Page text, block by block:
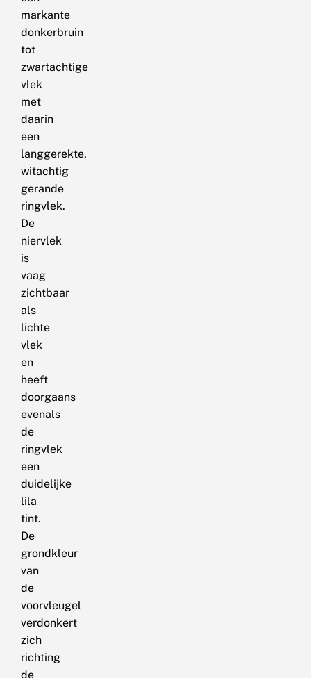
markante
donkerbruin
tot
zwartachtige
vlek
met
daarin
een
langgerekte,
witachtig
gerande
ringvlek.
De
niervlek
is
vaag
zichtbaar
als
lichte
vlek
en
heeft
doorgaans
evenals
de
ringvlek
een
duidelijke
lila
tint.
De
grondkleur
van
de
voorvleugel
verdonkert
zich
richting
de